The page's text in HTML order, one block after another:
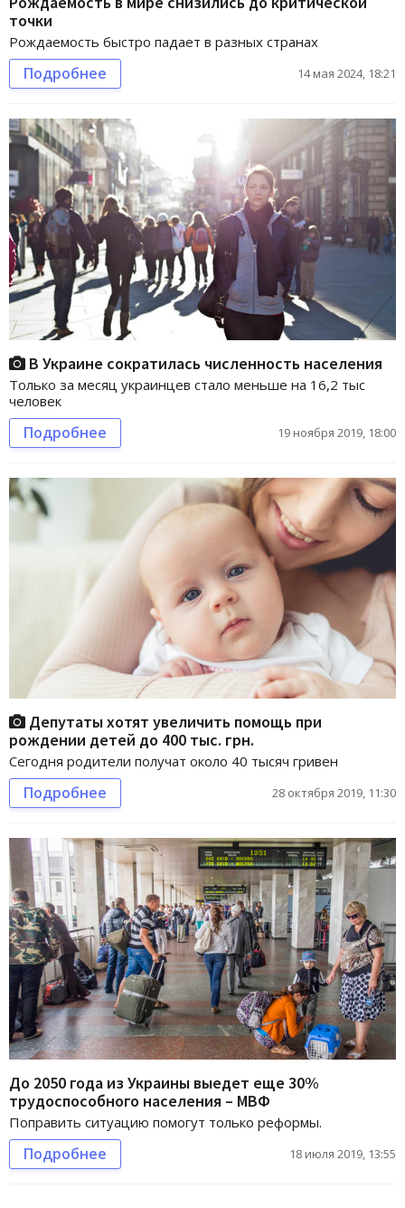
точки
Рождаемость быстро падает в разных странах
Подробнее 14 мая 2024, 18:21
В Украине сократилась численность населения
Только за месяц украинцев стало меньше на 16,2 тыс
человек
Подробнее 19 ноября 2019, 18:00
Депутаты хотят увеличить помощь при
рождении детей до 400 тыс. грн.
Сегодня родители получат около 40 тысяч гривен
Подробнее 28 октября 2019, 11:30
До 2050 года из Украины выедет еще 30%
трудоспособного населения – МВФ
Поправить ситуацию помогут только реформы.
Подробнее 18 июля 2019, 13:55